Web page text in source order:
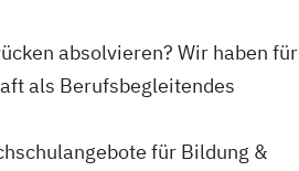
absolvieren? Wir haben für
als Berufsbegleitendes
für Bildung &